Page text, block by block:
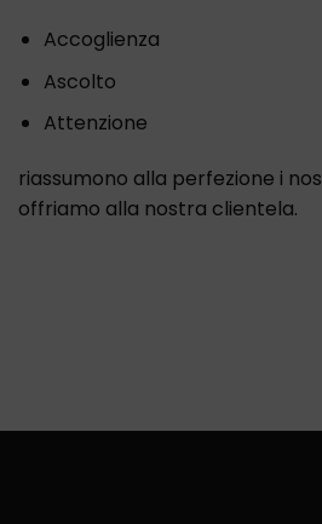
Accoglienza
Ascolto
Attenzione
riassumono alla perfezione i
offriamo alla nostra clientela.